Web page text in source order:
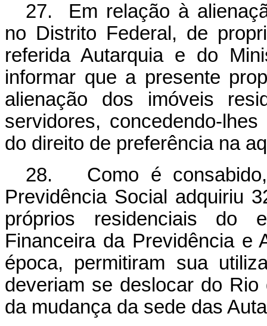
27. Em relação à
no Distrito Federal, de
referida Autarquia e do
informar que a presente
alienação dos imóveis
servidores, concedendo-
do direito de preferência na
28. Como é
Previdência Social adquiriu
próprios residenciais do
Financeira da Previdência e
época, permitiram sua
deveriam se deslocar do
da mudança da sede das